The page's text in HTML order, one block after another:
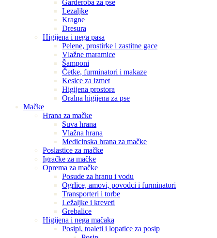
Garderoba za pse
Lezaljke
Kragne
Dresura
Higijena i nega pasa
Pelene, prostirke i zastitne gace
Vlažne maramice
Šamponi
Četke, furminatori i makaze
Kesice za izmet
Higijena prostora
Oralna higijena za pse
Mačke
Hrana za mačke
Suva hrana
Vlažna hrana
Medicinska hrana za mačke
Poslastice za mačke
Igračke za mačke
Oprema za mačke
Posude za hranu i vodu
Ogrlice, amovi, povodci i furminatori
Transporteri i torbe
Ležaljke i kreveti
Grebalice
Higijena i nega mačaka
Posipi, toaleti i lopatice za posip